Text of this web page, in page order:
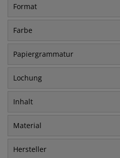
Format
Farbe
Papiergrammatur
Lochung
Inhalt
Material
Hersteller